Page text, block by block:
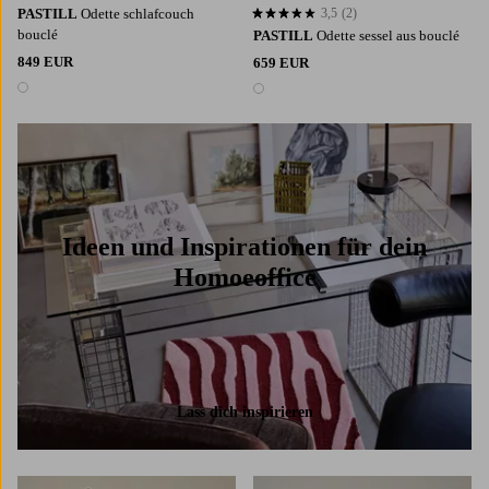
PASTILL Odette schlafcouch
bouclé
849 EUR
1 Farbe
Ideen und Inspirationen für dein
Homoeoffice
Lass dich inspirieren
PASTILL Odette sessel aus bouclé
659 EUR
1 Farbe
3,5 basierend auf 2 Bewertungen
3,5 (2)